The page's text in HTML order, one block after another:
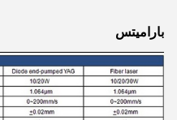
باراميتس